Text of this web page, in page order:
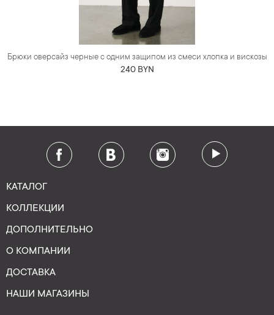
Брюки оверсайз черные с одним защипом из смеси хлопка и вискозы
240 BYN
КАТАЛОГ
КОЛЛЕКЦИИ
ДОПОЛНИТЕЛЬНО
О КОМПАНИИ
ДОСТАВКА
НАШИ МАГАЗИНЫ